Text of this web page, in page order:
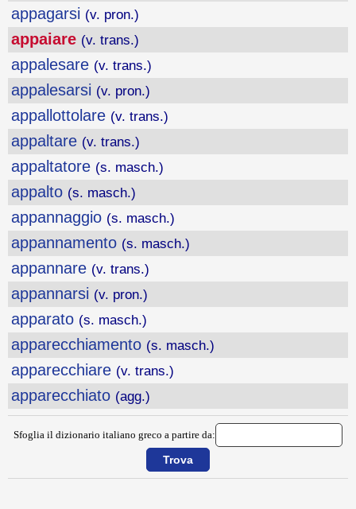
appagarsi (v. pron.)
appaiare (v. trans.)
appalesare (v. trans.)
appalesarsi (v. pron.)
appallottolare (v. trans.)
appaltare (v. trans.)
appaltatore (s. masch.)
appalto (s. masch.)
appannaggio (s. masch.)
appannamento (s. masch.)
appannare (v. trans.)
appannarsi (v. pron.)
apparato (s. masch.)
apparecchiamento (s. masch.)
apparecchiare (v. trans.)
apparecchiato (agg.)
Sfoglia il dizionario italiano greco a partire da: